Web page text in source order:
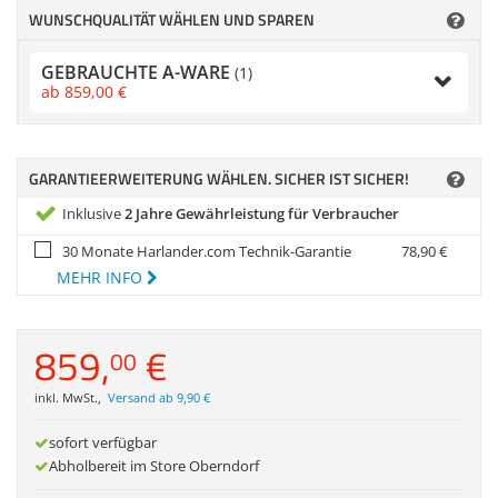
Zubehör
Anmelden | Registrieren
WUNSCHQUALITÄT WÄHLEN UND SPAREN
GEBRAUCHTE A-WARE (1)
ab 859,00 €
GARANTIEERWEITERUNG WÄHLEN. SICHER IST SICHER!
Inklusive2 Jahre Gewährleistung für Verbraucher
30 Monate Harlander.com Technik-Garantie
78,90€
MEHR INFO
859,00 €
inkl. MwSt., Versand ab 9,90 €
sofort verfügbar
Abholbereit im Store Oberndorf